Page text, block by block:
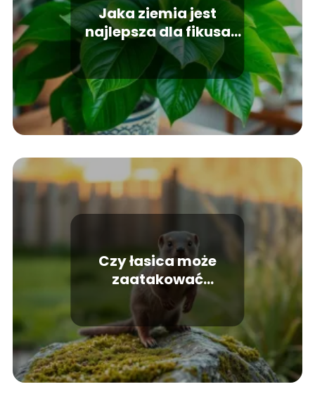
Jaka ziemia jest
najlepsza dla fikusa
Benjamina?
Czy łasica może
zaatakować
człowieka?